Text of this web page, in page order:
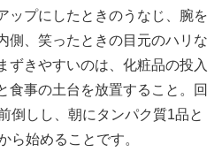
ップにしたときのうなじ、腕を
側、笑ったときの目元のハリな
ずきやすいのは、化粧品の投入
食事の土台を放置すること。回
倒しし、朝にタンパク質1品と
ら始めることです。